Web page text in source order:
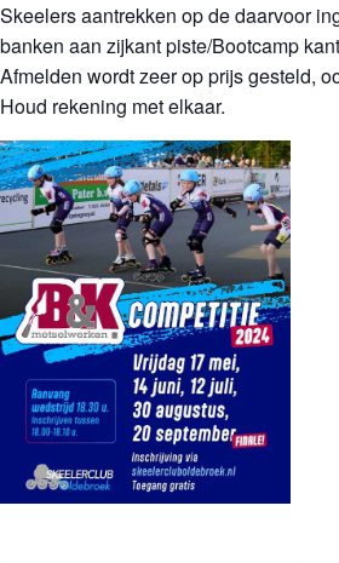
Skeelers aantrekken op de daarvoor
banken aan zijkant piste/Bootcamp
Afmelden wordt zeer op prijs gesteld,
Houd rekening met elkaar.